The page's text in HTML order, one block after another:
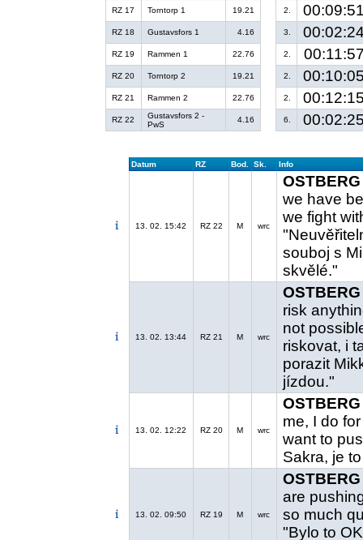
RZ 17 Torntorp 1 19.21 2.
RZ 18 Gustavsfors 1 4.16 3.
RZ 19 Rammen 1 22.76 2.
RZ 20 Torntorp 2 19.21 2.
RZ 21 Rammen 2 22.76 2.
RZ 22
Gustavsfors 2 -
PwS
4.16 6.
Datum RZ Bod. Sk. Info
13. 02. 15:42 RZ 22 M wrc
we have
we fight
souboj s
skvělé."
13. 02. 13:44 RZ 21 M wrc
risk
not
riskovat, i
porazit
jízdou."
13. 02. 12:22 RZ 20 M wrc
me, I do
want to
Sakra, je
13. 02. 09:50 RZ 19 M wrc
are
so much
"Bylo to